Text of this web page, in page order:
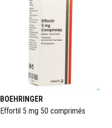
BOEHRINGER
Effortil 5 mg 50 comprimés